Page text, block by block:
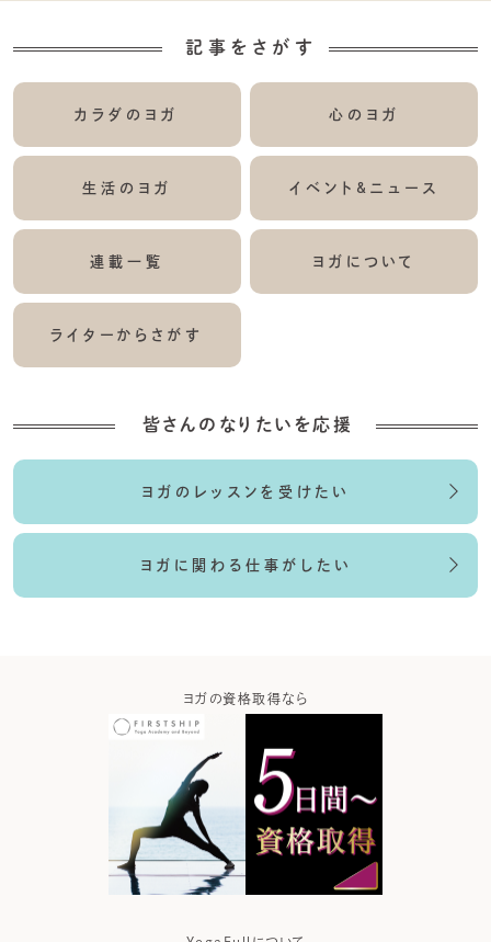
記事をさがす
カラダのヨガ 心のヨガ
生活のヨガ イベント&ニュース
連載一覧 ヨガについて
ライターからさがす
皆さんのなりたいを応援
ヨガのレッスンを受けたい
ヨガに関わる仕事がしたい
ヨガの資格取得なら